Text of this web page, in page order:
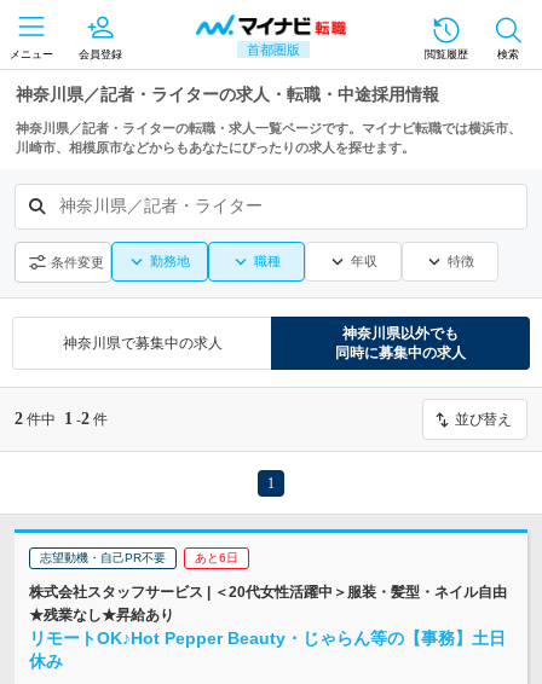
首都圏版
メニュー 会員登録 閲覧履歴 検索
神奈川県／記者・ライターの求人・転職・中途採用情報
神奈川県／記者・ライターの転職・求人一覧ページです。マイナビ転職では横浜市、
川崎市、相模原市などからもあなたにぴったりの求人を探せます。
神奈川県／記者・ライター
条件変更 勤務地 職種 年収 特徴
神奈川県で募集中の求人
神奈川県以外でも
同時に募集中の求人
2 件中 1 -2 件 並び替え
1
志望動機・自己PR不要 あと6日
株式会社スタッフサービス | ＜20代女性活躍中＞服装・髪型・ネイル自由
★残業なし★昇給あり
リモートOK♪Hot Pepper Beauty・じゃらん等の【事務】土日
休み